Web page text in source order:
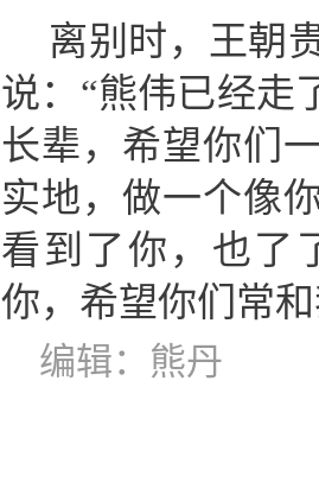
离别时，王朝
说：“熊伟已经走
长辈，希望你们
实地，做一个像
看到了你，也了
你，希望你们常
编辑：熊丹